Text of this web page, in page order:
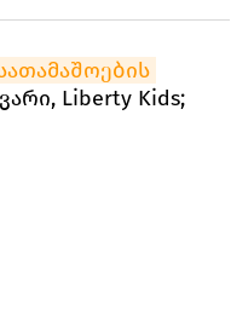
Liberty Kids;